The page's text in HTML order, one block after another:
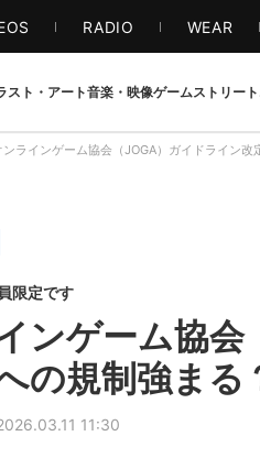
RADIO WEAR
スト・アート音楽・映像ゲームストリート
ンラインゲーム協会（JOGA）ガイドライン
限定です
ンゲーム協
の規制強まる
11:30